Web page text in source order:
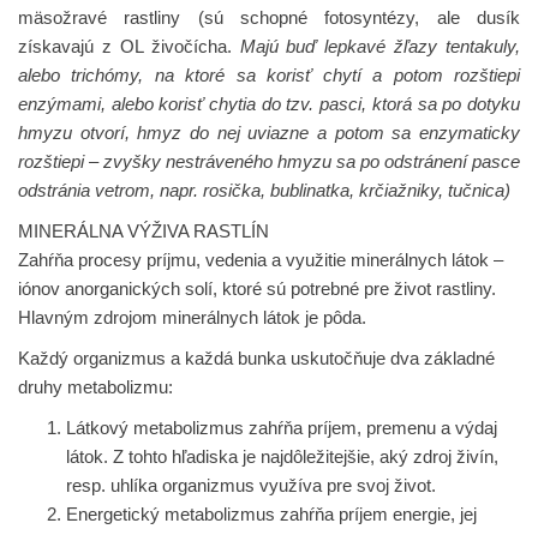
mäsožravé rastliny (sú schopné fotosyntézy, ale dusík
získavajú z OL živočícha. Majú buď lepkavé žľazy tentakuly,
alebo trichómy, na ktoré sa korisť chytí a potom rozštiepi
enzýmami, alebo korisť chytia do tzv. pasci, ktorá sa po dotyku
hmyzu otvorí, hmyz do nej uviazne a potom sa enzymaticky
rozštiepi – zvyšky nestráveného hmyzu sa po odstránení pasce
odstránia vetrom, napr. rosička, bublinatka, krčiažniky, tučnica)
MINERÁLNA VÝŽIVA RASTLÍN
Zahŕňa procesy príjmu, vedenia a využitie minerálnych látok –
iónov anorganických solí, ktoré sú potrebné pre život rastliny.
Hlavným zdrojom minerálnych látok je pôda.
Každý organizmus a každá bunka uskutočňuje dva základné
druhy metabolizmu:
Látkový metabolizmus zahŕňa príjem, premenu a výdaj
látok. Z tohto hľadiska je najdôležitejšie, aký zdroj živín,
resp. uhlíka organizmus využíva pre svoj život.
Energetický metabolizmus zahŕňa príjem energie, jej